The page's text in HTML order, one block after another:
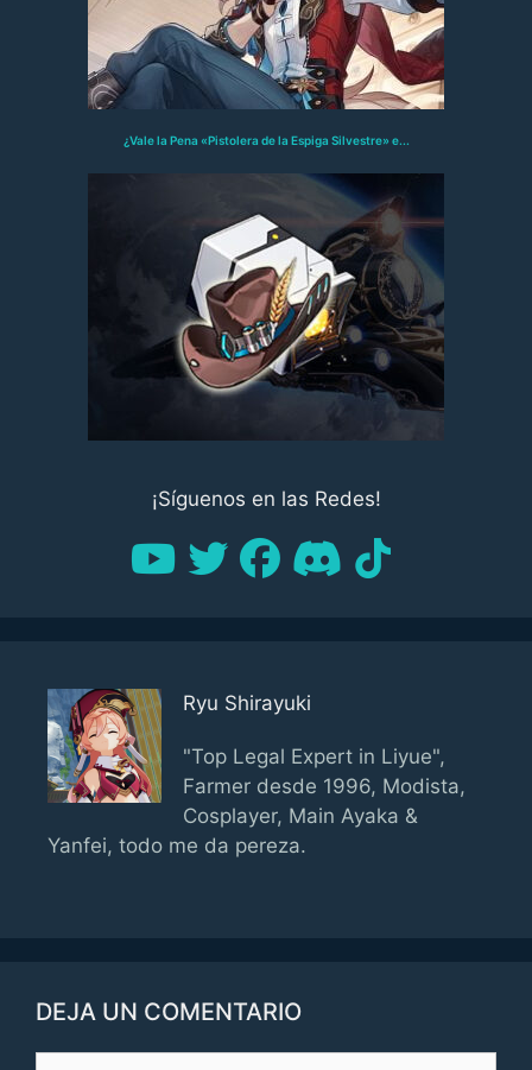
¿Vale la Pena «Pistolera de la Espiga Silvestre» e...
¡Síguenos en las Redes!
Ryu Shirayuki
"Top Legal Expert in Liyue",
Farmer desde 1996, Modista,
Cosplayer, Main Ayaka &
Yanfei, todo me da pereza.
DEJA UN COMENTARIO